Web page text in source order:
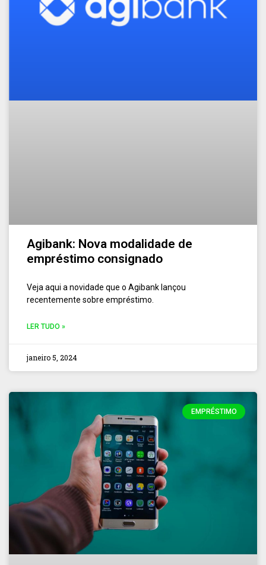
Agibank: Nova modalidade de
empréstimo consignado
Veja aqui a novidade que o Agibank lançou
recentemente sobre empréstimo.
LER TUDO »
janeiro 5, 2024
EMPRÉSTIMO